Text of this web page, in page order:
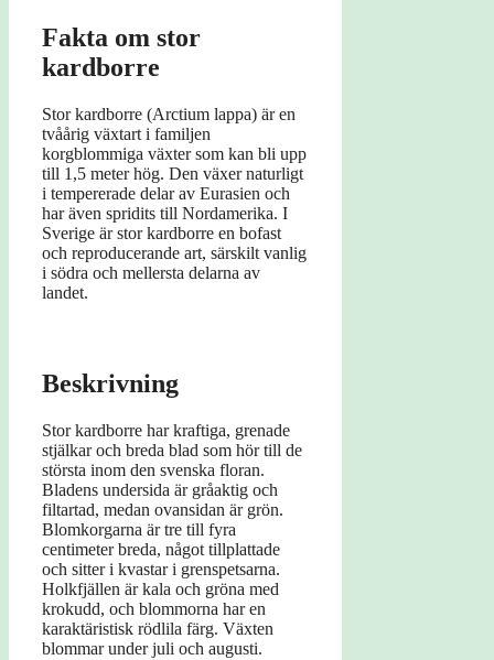
Fakta om stor
kardborre
Stor kardborre (Arctium lappa) är en
tvåårig växtart i familjen
korgblommiga växter som kan bli upp
till 1,5 meter hög. Den växer naturligt
i tempererade delar av Eurasien och
har även spridits till Nordamerika. I
Sverige är stor kardborre en bofast
och reproducerande art, särskilt vanlig
i södra och mellersta delarna av
landet.
Beskrivning
Stor kardborre har kraftiga, grenade
stjälkar och breda blad som hör till de
största inom den svenska floran.
Bladens undersida är gråaktig och
filtartad, medan ovansidan är grön.
Blomkorgarna är tre till fyra
centimeter breda, något tillplattade
och sitter i kvastar i grenspetsarna.
Holkfjällen är kala och gröna med
krokudd, och blommorna har en
karaktäristisk rödlila färg. Växten
blommar under juli och augusti.